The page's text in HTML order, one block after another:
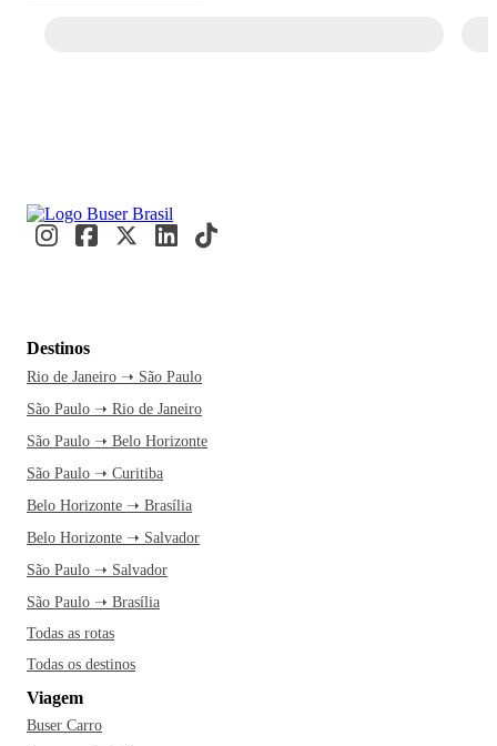
Destinos
Rio de Janeiro ➝ São Paulo
São Paulo ➝ Rio de Janeiro
São Paulo ➝ Belo Horizonte
São Paulo ➝ Curitiba
Belo Horizonte ➝ Brasília
Belo Horizonte ➝ Salvador
São Paulo ➝ Salvador
São Paulo ➝ Brasília
Todas as rotas
Todas os destinos
Viagem
Buser Carro